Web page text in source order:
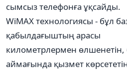
сымсыз телефонға ұқсайды.
WiMAX технологиясы - бұл
қабылдағыштың арасы
километрлермен өлшенетін,
аймағында қызмет